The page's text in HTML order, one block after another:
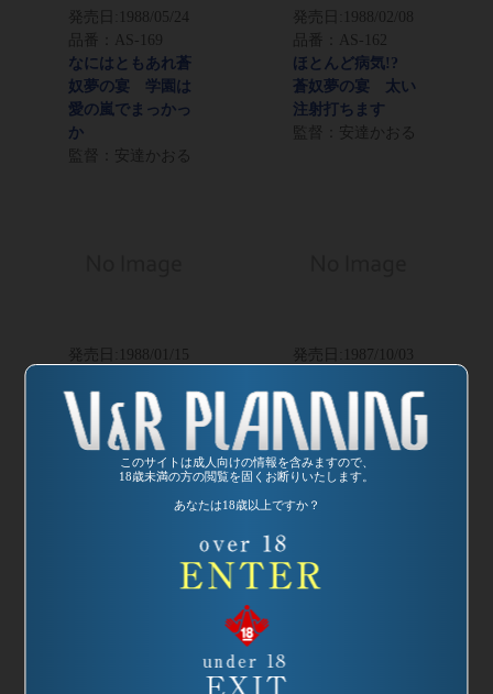
このサイトは成人向けの情報を含みますので、
18歳未満の方の閲覧を固くお断りいたします。
あなたは18歳以上ですか？
発売日:
1988/05/24
品番：AS-169
なにはともあれ蒼
奴夢の宴 学園は
愛の嵐でまっかっ
か
監督：安達かおる
発売日:
1988/02/08
品番：AS-162
ほとんど病気!?
蒼奴夢の宴 太い
注射打ちます
監督：安達かおる
発売日:
1988/01/15
いいかげんにし
ろ!? 蒼奴夢の
宴 愛と涙とワン
タンスープの卒業
監督：安達かおる
発売日:
1987/10/03
これでもか!? 蒼
奴夢の宴 口内写
生大会
監督：安達かおる